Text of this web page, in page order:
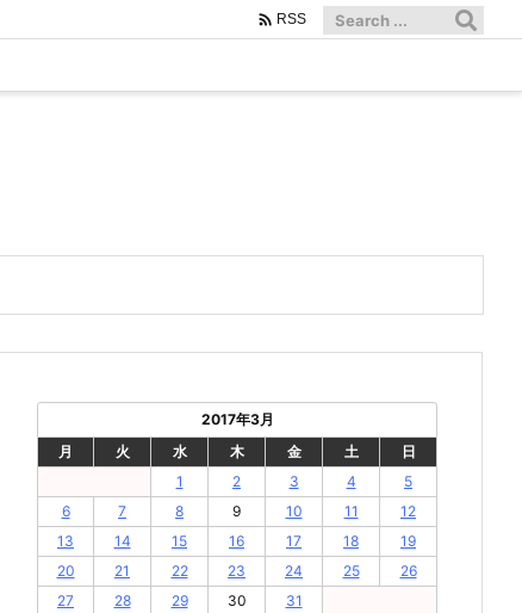
 RSS
2017年3月
月
火 水 木 金 土
日
1
2 3 4
5
6
7 8 9 10 11
12
13
14 15 16 17 18
19
20
21 22 23 24 25
26
27
28 29 30
31